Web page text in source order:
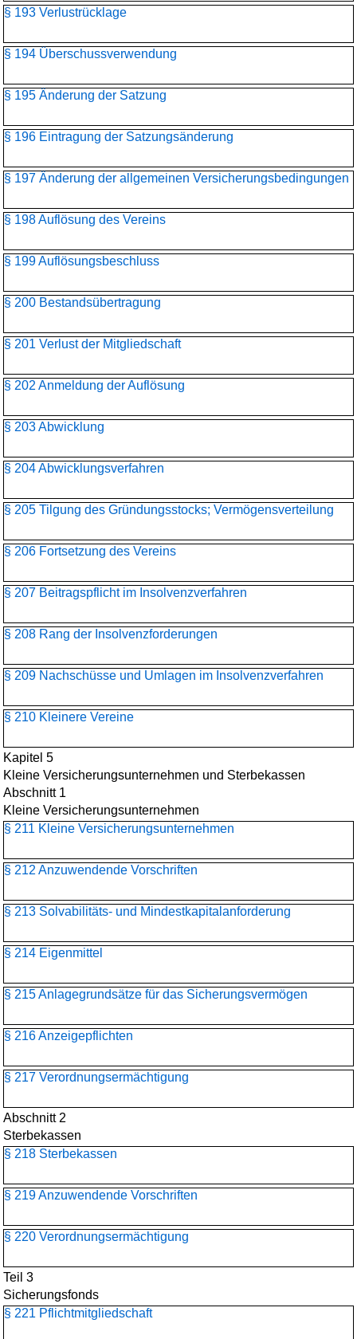
§ 193 Verlustrücklage
§ 194 Überschussverwendung
§ 195 Änderung der Satzung
§ 196 Eintragung der Satzungsänderung
§ 197 Änderung der allgemeinen Versicherungsbedingungen
§ 198 Auflösung des Vereins
§ 199 Auflösungsbeschluss
§ 200 Bestandsübertragung
§ 201 Verlust der Mitgliedschaft
§ 202 Anmeldung der Auflösung
§ 203 Abwicklung
§ 204 Abwicklungsverfahren
§ 205 Tilgung des Gründungsstocks; Vermögensverteilung
§ 206 Fortsetzung des Vereins
§ 207 Beitragspflicht im Insolvenzverfahren
§ 208 Rang der Insolvenzforderungen
§ 209 Nachschüsse und Umlagen im Insolvenzverfahren
§ 210 Kleinere Vereine
Kapitel 5
Kleine Versicherungsunternehmen und Sterbekassen
Abschnitt 1
Kleine Versicherungsunternehmen
§ 211 Kleine Versicherungsunternehmen
§ 212 Anzuwendende Vorschriften
§ 213 Solvabilitäts- und Mindestkapitalanforderung
§ 214 Eigenmittel
§ 215 Anlagegrundsätze für das Sicherungsvermögen
§ 216 Anzeigepflichten
§ 217 Verordnungsermächtigung
Abschnitt 2
Sterbekassen
§ 218 Sterbekassen
§ 219 Anzuwendende Vorschriften
§ 220 Verordnungsermächtigung
Teil 3
Sicherungsfonds
§ 221 Pflichtmitgliedschaft